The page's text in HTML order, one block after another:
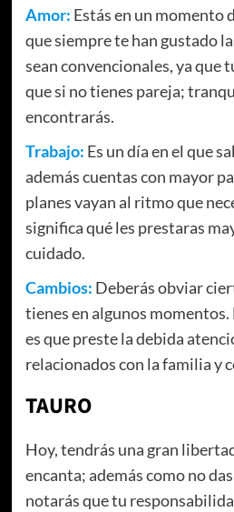
Amor: Estás en un momento
que siempre te han gustado
sean convencionales, ya que
que si no tienes pareja;
encontrarás.
Trabajo: Es un día en el que
además cuentas con mayor
planes vayan al ritmo que
significa qué les prestaras
cuidado.
Cambios: Deberás obviar
tienes en algunos
es que preste la debida
relacionados con la familia y
TAURO
Hoy, tendrás una gran
encanta; además como no
notarás que tu